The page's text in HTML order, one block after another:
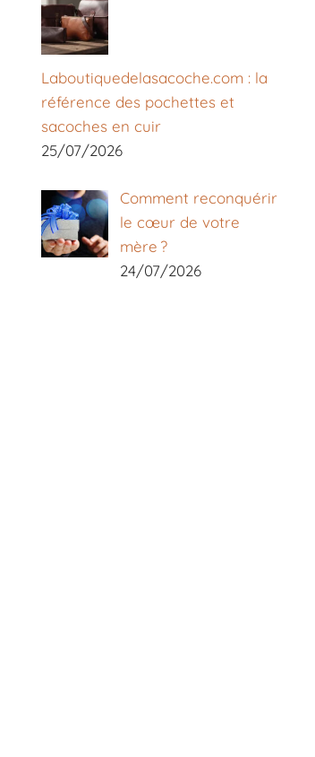
Laboutiquedelasacoche.com : la
référence des pochettes et
sacoches en cuir
25/07/2026
Comment reconquérir
le cœur de votre
mère ?
24/07/2026